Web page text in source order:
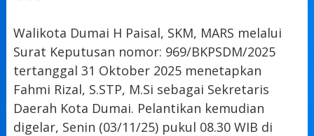
Walikota Dumai H Paisal, SKM, MARS melalui
Surat Keputusan nomor: 969/BKPSDM/2025
tertanggal 31 Oktober 2025 menetapkan
Fahmi Rizal, S.STP, M.Si sebagai Sekretaris
Daerah Kota Dumai. Pelantikan kemudian
digelar, Senin (03/11/25) pukul 08.30 WIB di